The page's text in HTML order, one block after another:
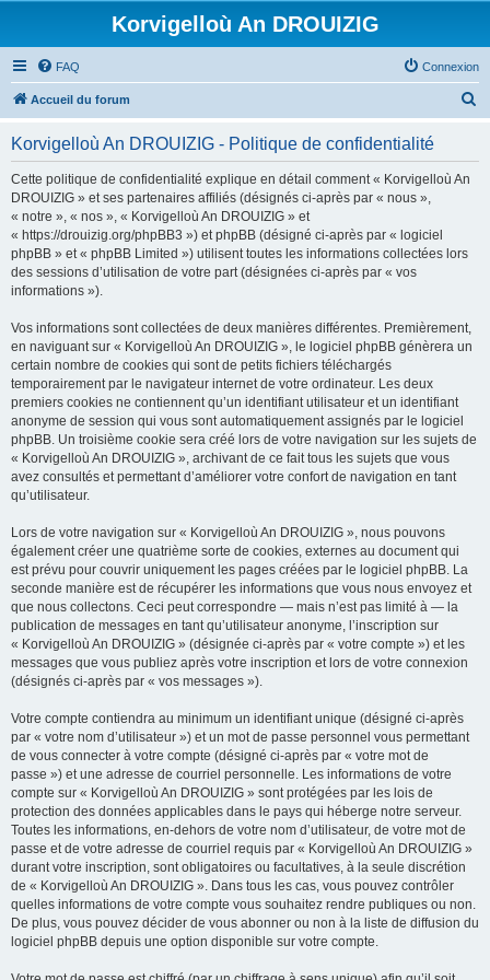
Korvigelloù An DROUIZIG
FAQ Connexion
Accueil du forum
Korvigelloù An DROUIZIG - Politique de confidentialité
Cette politique de confidentialité explique en détail comment « Korvigelloù An
DROUIZIG » et ses partenaires affiliés (désignés ci-après par « nous »,
« notre », « nos », « Korvigelloù An DROUIZIG » et
« https://drouizig.org/phpBB3 ») et phpBB (désigné ci-après par « logiciel
phpBB » et « phpBB Limited ») utilisent toutes les informations collectées lors
des sessions d’utilisation de votre part (désignées ci-après par « vos
informations »).
Vos informations sont collectées de deux manières différentes. Premièrement,
en naviguant sur « Korvigelloù An DROUIZIG », le logiciel phpBB génèrera un
certain nombre de cookies qui sont de petits fichiers téléchargés
temporairement par le navigateur internet de votre ordinateur. Les deux
premiers cookies ne contiennent qu’un identifiant utilisateur et un identifiant
anonyme de session qui vous sont automatiquement assignés par le logiciel
phpBB. Un troisième cookie sera créé lors de votre navigation sur les sujets de
« Korvigelloù An DROUIZIG », archivant de ce fait tous les sujets que vous
avez consultés et permettant d’améliorer votre confort de navigation en tant
qu’utilisateur.
Lors de votre navigation sur « Korvigelloù An DROUIZIG », nous pouvons
également créer une quatrième sorte de cookies, externes au document qui
est prévu pour couvrir uniquement les pages créées par le logiciel phpBB. La
seconde manière est de récupérer les informations que vous nous envoyez et
que nous collectons. Ceci peut correspondre — mais n’est pas limité à — la
publication de messages en tant qu’utilisateur anonyme, l’inscription sur
« Korvigelloù An DROUIZIG » (désignée ci-après par « votre compte ») et les
messages que vous publiez après votre inscription et lors de votre connexion
(désignés ci-après par « vos messages »).
Votre compte contiendra au minimum un identifiant unique (désigné ci-après
par « votre nom d’utilisateur ») et un mot de passe personnel vous permettant
de vous connecter à votre compte (désigné ci-après par « votre mot de
passe ») et une adresse de courriel personnelle. Les informations de votre
compte sur « Korvigelloù An DROUIZIG » sont protégées par les lois de
protection des données applicables dans le pays qui héberge notre serveur.
Toutes les informations, en-dehors de votre nom d’utilisateur, de votre mot de
passe et de votre adresse de courriel requis par « Korvigelloù An DROUIZIG »
durant votre inscription, sont obligatoires ou facultatives, à la seule discrétion
de « Korvigelloù An DROUIZIG ». Dans tous les cas, vous pouvez contrôler
quelles informations de votre compte vous souhaitez rendre publiques ou non.
De plus, vous pouvez décider de vous abonner ou non à la liste de diffusion du
logiciel phpBB depuis une option disponible sur votre compte.